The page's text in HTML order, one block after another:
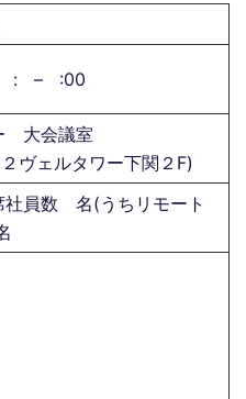
: – :00
大会議室
ヴェルタワー下関２F)
数 名(うちリモート